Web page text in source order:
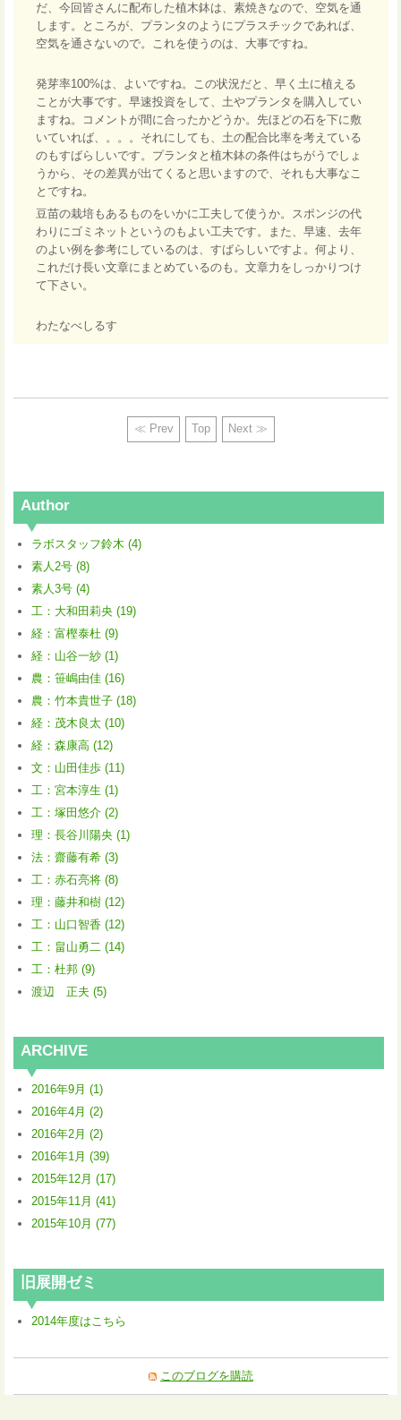
だ、今回皆さんに配布した植木鉢は、素焼きなので、空気を通
します。ところが、プランタのようにプラスチックであれば、
空気を通さないので。これを使うのは、大事ですね。
発芽率100%は、よいですね。この状況だと、早く土に植える
ことが大事です。早速投資をして、土やプランタを購入してい
ますね。コメントが間に合ったかどうか。先ほどの石を下に敷
いていれば、。。。それにしても、土の配合比率を考えている
のもすばらしいです。プランタと植木鉢の条件はちがうでしょ
うから、その差異が出てくると思いますので、それも大事なこ
とですね。
豆苗の栽培もあるものをいかに工夫して使うか。スポンジの代
わりにゴミネットというのもよい工夫です。また、早速、去年
のよい例を参考にしているのは、すばらしいですよ。何より、
これだけ長い文章にまとめているのも。文章力をしっかりつけ
て下さい。
わたなべしるす
≪ Prev Top Next ≫
Author
ラボスタッフ鈴木 (4)
素人2号 (8)
素人3号 (4)
工：大和田莉央 (19)
経：富樫泰杜 (9)
経：山谷一紗 (1)
農：笹嶋由佳 (16)
農：竹本貴世子 (18)
経：茂木良太 (10)
経：森康高 (12)
文：山田佳歩 (11)
工：宮本淳生 (1)
工：塚田悠介 (2)
理：長谷川陽央 (1)
法：齋藤有希 (3)
工：赤石亮将 (8)
理：藤井和樹 (12)
工：山口智香 (12)
工：畠山勇二 (14)
工：杜邦 (9)
渡辺 正夫 (5)
ARCHIVE
2016年9月 (1)
2016年4月 (2)
2016年2月 (2)
2016年1月 (39)
2015年12月 (17)
2015年11月 (41)
2015年10月 (77)
旧展開ゼミ
2014年度はこちら
このブログを購読